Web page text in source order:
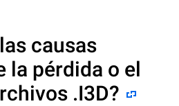
causas
la pérdida o el
.I3D?